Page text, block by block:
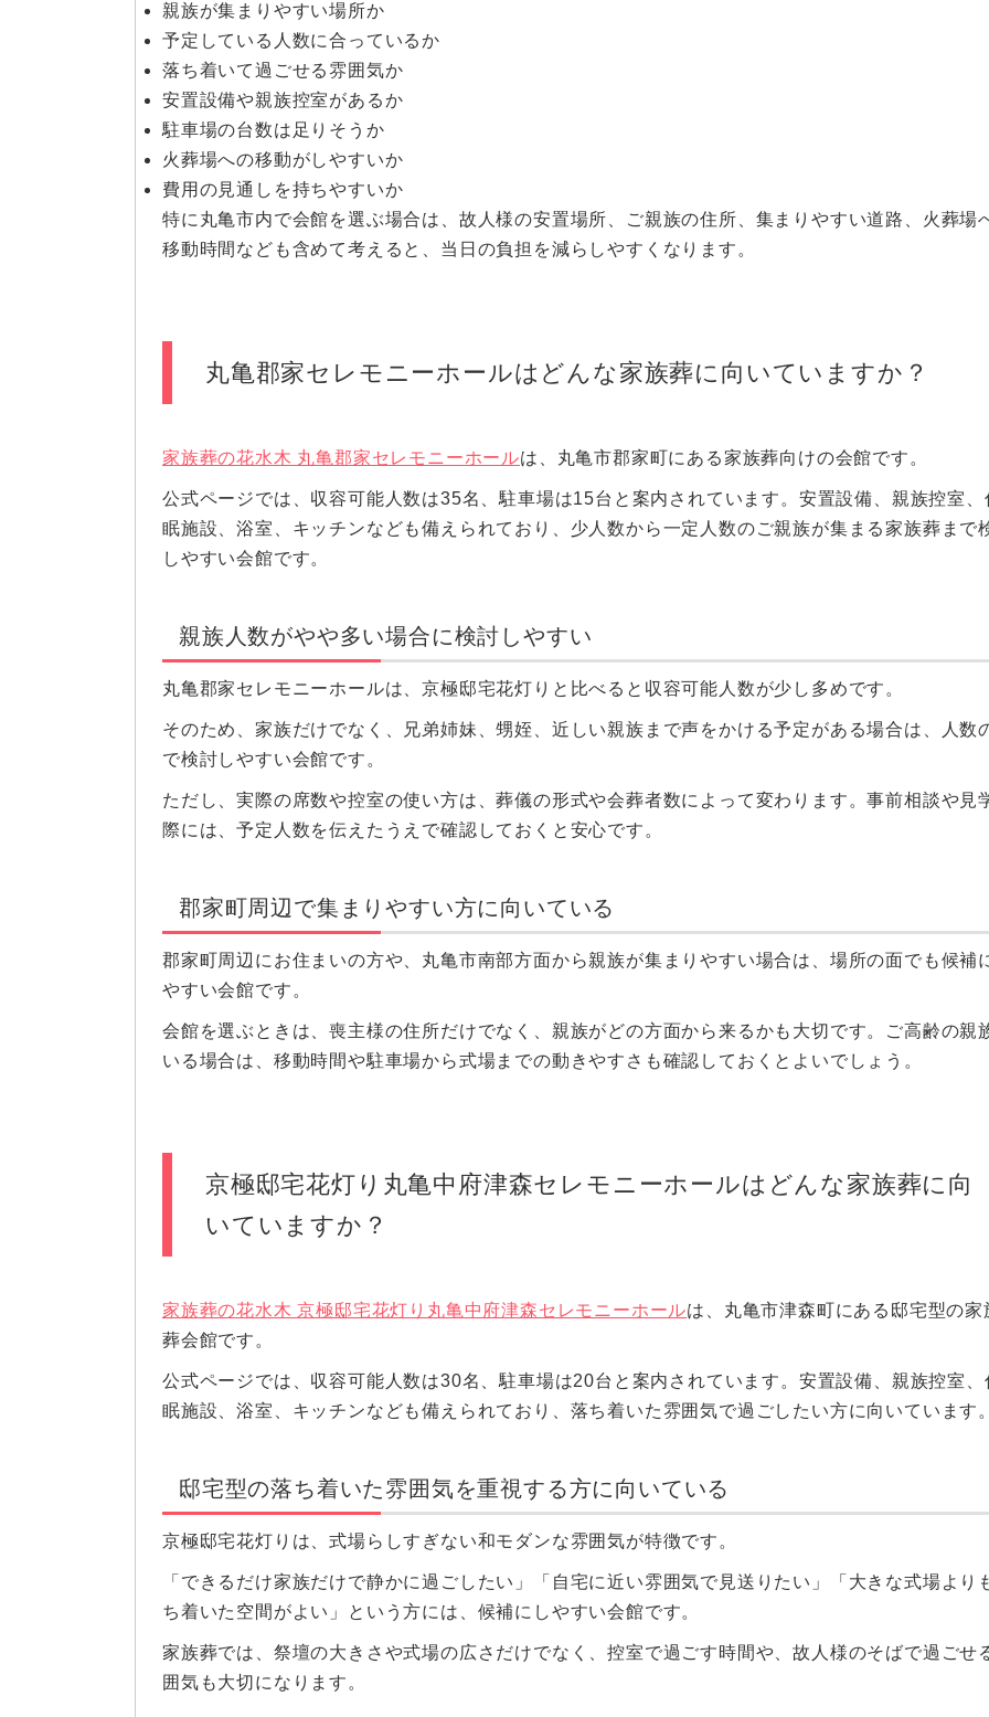
親族が集まりやすい場所か
予定している人数に合っているか
落ち着いて過ごせる雰囲気か
安置設備や親族控室があるか
駐車場の台数は足りそうか
火葬場への移動がしやすいか
費用の見通しを持ちやすいか
特に丸亀市内で会館を選ぶ場合は、故人様の安置場所、ご親族の住所、集まりやすい道路、火葬場
移動時間なども含めて考えると、当日の負担を減らしやすくなります。
丸亀郡家セレモニーホールはどんな家族葬に向いていますか？
家族葬の花水木 丸亀郡家セレモニーホールは、丸亀市郡家町にある家族葬向けの会館です。
公式ページでは、収容可能人数は35名、駐車場は15台と案内されています。安置設備、親族控室、
眠施設、浴室、キッチンなども備えられており、少人数から一定人数のご親族が集まる家族葬まで
しやすい会館です。
親族人数がやや多い場合に検討しやすい
丸亀郡家セレモニーホールは、京極邸宅花灯りと比べると収容可能人数が少し多めです。
そのため、家族だけでなく、兄弟姉妹、甥姪、近しい親族まで声をかける予定がある場合は、人数
で検討しやすい会館です。
ただし、実際の席数や控室の使い方は、葬儀の形式や会葬者数によって変わります。事前相談や見
際には、予定人数を伝えたうえで確認しておくと安心です。
郡家町周辺で集まりやすい方に向いている
郡家町周辺にお住まいの方や、丸亀市南部方面から親族が集まりやすい場合は、場所の面でも候補
やすい会館です。
会館を選ぶときは、喪主様の住所だけでなく、親族がどの方面から来るかも大切です。ご高齢の親
いる場合は、移動時間や駐車場から式場までの動きやすさも確認しておくとよいでしょう。
京極邸宅花灯り丸亀中府津森セレモニーホールはどんな家族葬に向
いていますか？
家族葬の花水木 京極邸宅花灯り丸亀中府津森セレモニーホールは、丸亀市津森町にある邸宅型の家
葬会館です。
公式ページでは、収容可能人数は30名、駐車場は20台と案内されています。安置設備、親族控室、
眠施設、浴室、キッチンなども備えられており、落ち着いた雰囲気で過ごしたい方に向いています。
邸宅型の落ち着いた雰囲気を重視する方に向いている
京極邸宅花灯りは、式場らしすぎない和モダンな雰囲気が特徴です。
「できるだけ家族だけで静かに過ごしたい」「自宅に近い雰囲気で見送りたい」「大きな式場より
ち着いた空間がよい」という方には、候補にしやすい会館です。
家族葬では、祭壇の大きさや式場の広さだけでなく、控室で過ごす時間や、故人様のそばで過ごせ
囲気も大切になります。